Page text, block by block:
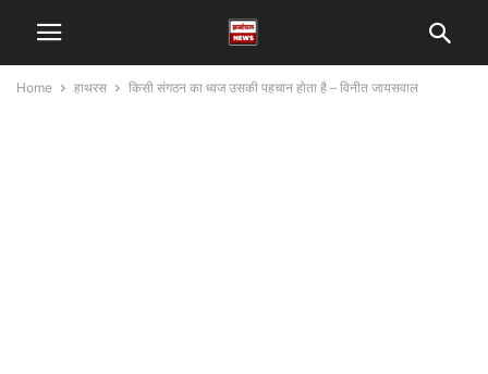
Home हाथरस किसी संगठन का ध्वज उसकी पहचान होता है – विनीत जायसवाल